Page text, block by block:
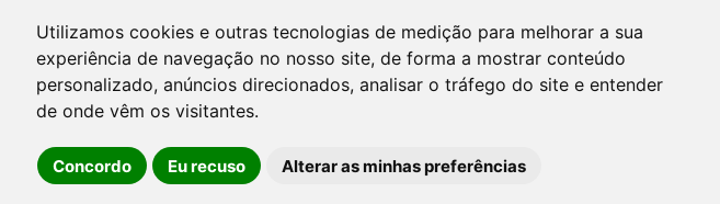
Utilizamos cookies e outras tecnologias de medição para melhorar a sua
experiência de navegação no nosso site, de forma a mostrar conteúdo
personalizado, anúncios direcionados, analisar o tráfego do site e entender
de onde vêm os visitantes.
Concordo Eu recuso Alterar as minhas preferências
Telefone: 4164-5500
GABINETE DO PREFEITO
R. Joaquim das Neves, 205 - Vila Caldas, Carapicuíba/SP
CEP: 06310-030, Brasil